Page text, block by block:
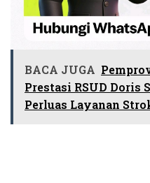
BACA JUGA
Prestasi RSUD Doris
Perluas Layanan